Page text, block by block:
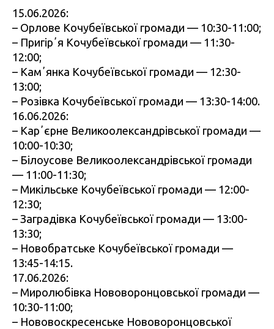
15.06.2026:
– Орлове Кочубеївської громади — 10:30-11:00;
– Пригірʼя Кочубеївської громади — 11:30-
12:00;
– Камʼянка Кочубеївської громади — 12:30-
13:00;
– Розівка Кочубеївської громади — 13:30-14:00.
16.06.2026:
– Карʼєрне Великоолександрівської громади —
10:00-10:30;
– Білоусове Великоолександрівської громади
— 11:00-11:30;
– Микільське Кочубеївської громади — 12:00-
12:30;
– Заградівка Кочубеївської громади — 13:00-
13:30;
– Новобратське Кочубеївської громади —
13:45-14:15.
17.06.2026:
– Миролюбівка Нововоронцовської громади —
10:30-11:00;
– Нововоскресенське Нововоронцовської